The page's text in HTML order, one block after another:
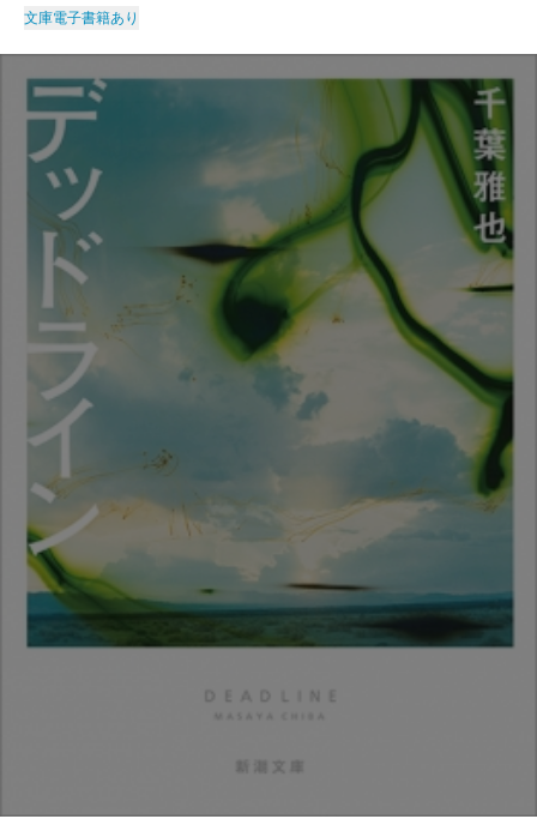
文庫電子書籍あり